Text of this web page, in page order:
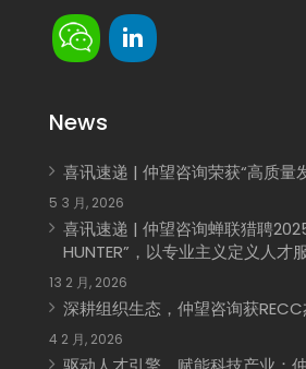
News
喜讯速递 | 仲望咨询荣获“高质量
5 3 月, 2026
喜讯速递 | 仲望咨询蝉联猎聘
HUNTER”，以专业主义定义人才
13 2 月, 2026
深耕组织生态，仲望咨询获
4 2 月, 2026